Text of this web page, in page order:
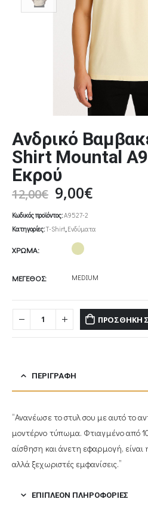
Ανδρικό
Shirt Mountal
Εκρού
12,00€ Original
price
was:
12,00€.
9,00€Η
είναι:
Κωδικός προϊόντος:A9527-2
Κατηγορίες:T-Shirt, Ενδύματα
ΧΡΩΜΑ
ΜΕΓΕΘΟΣ MEDIUM
ΠΡΟΣΘΉΚΗ
ΠΕΡΙΓΡΑΦΉ
“Ανανέωσε το στυλ σου με αυτό το
μοντέρνο τύπωμα. Φτιαγμένο από
αίσθηση και άνετη εφαρμογή, είναι
αλλά ξεχωριστές εμφανίσεις.”
ΕΠΙΠΛΈΟΝ ΠΛΗΡΟΦΟΡΊΕΣ